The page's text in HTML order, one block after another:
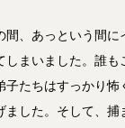
間、あっという間
しまいました。誰も
子たちはすっかり怖
ました。そして、捕